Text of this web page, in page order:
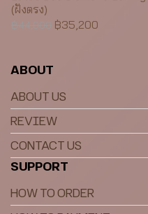
(ฝังตรง)
฿35,200
ABOUT
ABOUT US
REVIEW
CONTACT US
SUPPORT
HOW TO ORDER